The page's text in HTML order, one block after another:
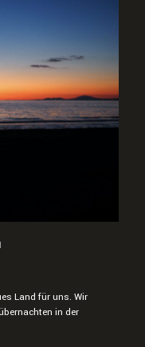
Land für uns. Wir
in der